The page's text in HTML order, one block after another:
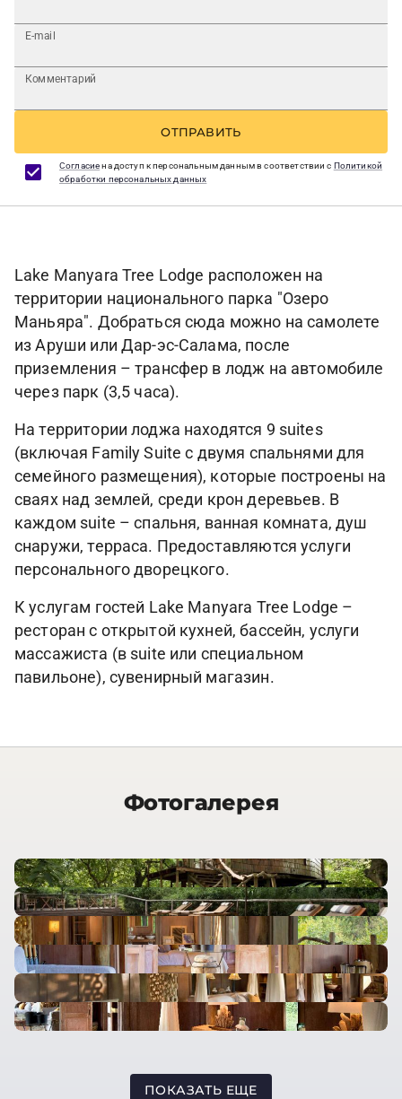
E-mail
Комментарий
ОТПРАВИТЬ
Согласиена доступ к персональным данным в соответствии с Политикой
обработки персональных данных
Lake Manyara Tree Lodge расположен на
территории национального парка "Озеро
Маньяра". Добраться сюда можно на самолете
из Аруши или Дар-эс-Салама, после
приземления – трансфер в лодж на автомобиле
через парк (3,5 часа).
На территории лоджа находятся 9 suites
(включая Family Suite с двумя спальнями для
семейного размещения), которые построены на
сваях над землей, среди крон деревьев. В
каждом suite – спальня, ванная комната, душ
снаружи, терраса. Предоставляются услуги
персонального дворецкого.
К услугам гостей Lake Manyara Tree Lodge –
ресторан с открытой кухней, бассейн, услуги
массажиста (в suite или специальном
павильоне), сувенирный магазин.
Фотогалерея
ПОКАЗАТЬ ЕЩЕ